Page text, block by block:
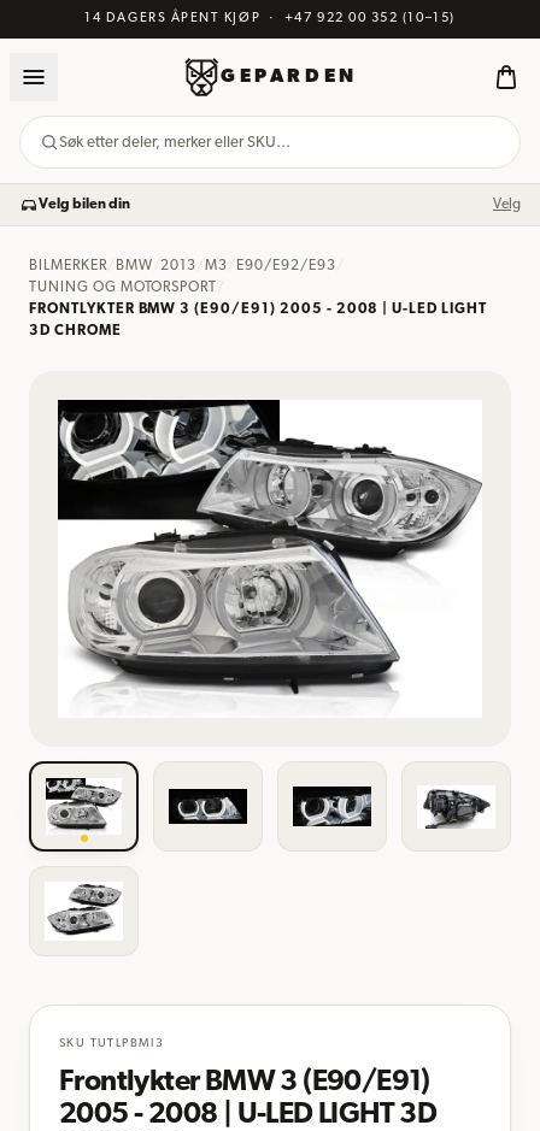
14 DAGERS ÅPENT KJØP · +47 922 00 352 (10–15)
GEPARDEN
Søk etter deler, merker eller SKU…
Velg bilen din Velg
BILMERKER/ BMW /2013 /M3 E90/E92/E93
TUNING OG MOTORSPORT
FRONTLYKTER BMW 3 (E90/E91) 2005 - 2008 | U-LED LIGHT
3D CHROME
SKU TUTLPBMI3
Frontlykter BMW 3 (E90/E91)
2005 - 2008 | U-LED LIGHT 3D